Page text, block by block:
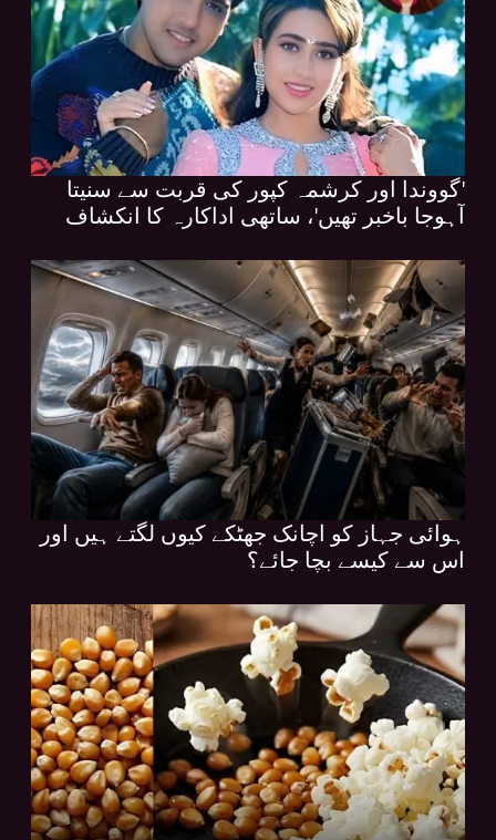
'گووندا اور کرشمہ کپور کی قربت سے سنیتا
آہوجا باخبر تھیں'، ساتھی اداکارہ کا انکشاف
ہوائی جہاز کو اچانک جھٹکے کیوں لگتے ہیں اور
اس سے کیسے بچا جائے؟